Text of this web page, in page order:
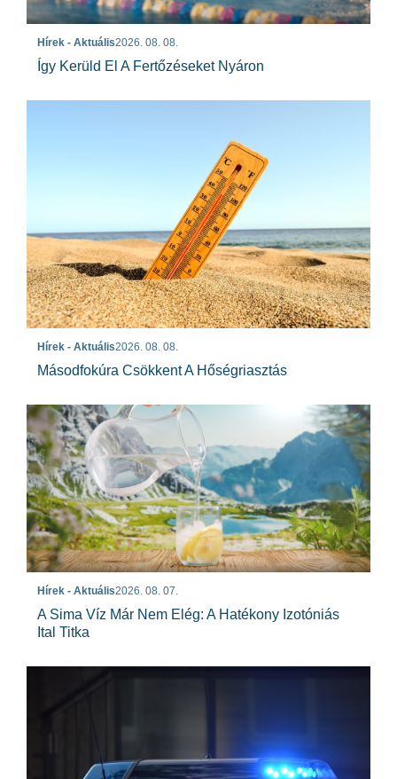
Hírek - Aktuális2026. 08. 08.
Így Kerüld El A Fertőzéseket Nyáron
Hírek - Aktuális2026. 08. 08.
Másodfokúra Csökkent A Hőségriasztás
Hírek - Aktuális2026. 08. 07.
A Sima Víz Már Nem Elég: A Hatékony Izotóniás
Ital Titka